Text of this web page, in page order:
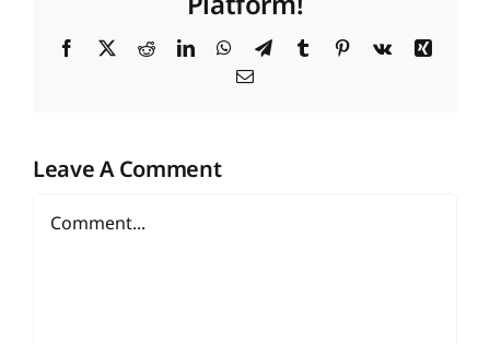
Facebook
X RedditLinkedInWhatsApp
TelegramTumblr Pinterest
Vk
Xing
Email
Leave A Comment